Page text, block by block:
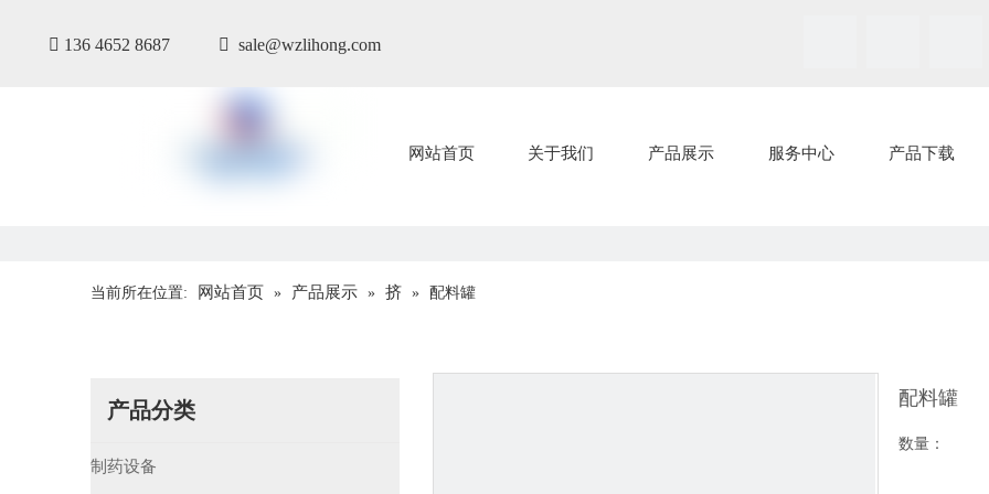
 136 4652 8687  sale@wzlihong.com
网站首页 关于我们 产品展示 服务中心 产品下载
当前所在位置: 网站首页 » 产品展示 » 挤 » 配料罐
产品分类
制药设备
配料罐
数量：